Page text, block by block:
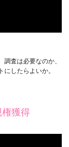
査は必要なのか、
したらよいか。
獲得